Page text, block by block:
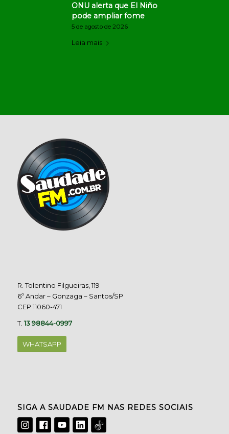
ONU alerta que El Niño
pode ampliar fome
5 de agosto de 2026
Leia mais
R. Tolentino Filgueiras, 119
6º Andar – Gonzaga – Santos/SP
CEP 11060-471
T.13 98844-0997
WHATSAPP
SIGA A SAUDADE FM NAS REDES SOCIAIS